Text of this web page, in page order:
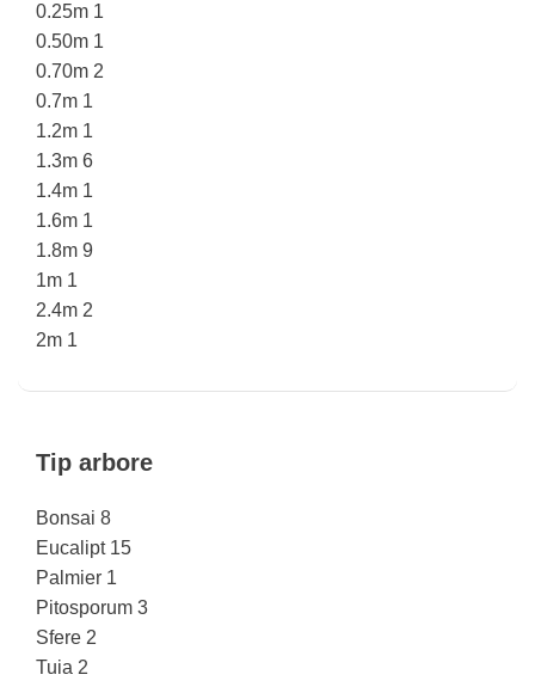
0.25m 1
0.50m 1
0.70m 2
0.7m 1
1.2m 1
1.3m 6
1.4m 1
1.6m 1
1.8m 9
1m 1
2.4m 2
2m 1
Tip arbore
Bonsai 8
Eucalipt 15
Palmier 1
Pitosporum 3
Sfere 2
Tuia 2